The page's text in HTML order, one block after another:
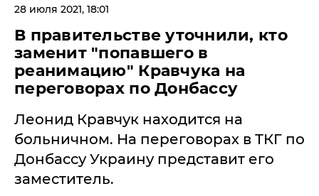
28 июля 2021, 18:01
В правительстве уточнили, кто
заменит "попавшего в
реанимацию" Кравчука на
переговорах по Донбассу
Леонид Кравчук находится на
больничном. На переговорах в ТКГ по
Донбассу Украину представит его
заместитель.